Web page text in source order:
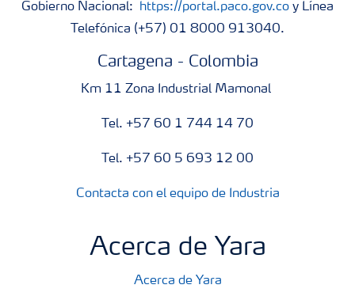
Gobierno Nacional: https://portal.paco.gov.co y Línea
Telefónica (+57) 01 8000 913040.
Cartagena - Colombia
Km 11 Zona Industrial Mamonal
Tel. +57 60 1 744 14 70
Tel. +57 60 5 693 12 00
Contacta con el equipo de Industria
Acerca de Yara
Acerca de Yara